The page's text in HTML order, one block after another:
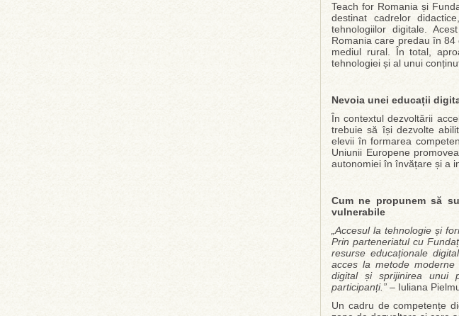
Teach for Romania și
destinat cadrelor
tehnologiilor digitale.
Romania care predau în
mediul rural. În total,
tehnologiei și al unui
Nevoia unei educații
În contextul dezvoltării
trebuie să își dezvolte
elevii în formarea
Uniunii Europene
autonomiei în învățare și a
Cum ne propunem să
vulnerabile
„Accesul la tehnologie și
Prin parteneriatul cu
resurse educaționale
acces la metode
digital și sprijinirea unui
participanți.” – Iuliana
Un cadru de competențe